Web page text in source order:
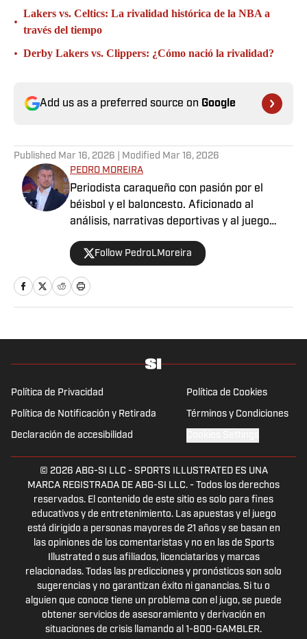
•
Lakers vs. Celtics: La rivalidad histórica de la NBA a
través del tiempo
• Derby Lakers vs. Clippers: ¿Cómo nació la rivalidad?
Add us as a preferred source on Google
Published Mar 16, 2026 | Modified Mar 16, 2026
PEDRO MOREIRA
Periodista caraqueño con pasión por el
béisbol y el baloncesto. Aficionado al
análisis, narrativas deportivas y al juego
por convicción, comprometido con contar
Follow PedroLMoreira
Política de Privacidad Política de Cookies
Política de Notificación y Retirada Términos y Condiciones
Declaración de accesibilidad
© 2026 ABG-SI LLC - SPORTS ILLUSTRATED ES UNA
MARCA REGISTRADA DE ABG-SI LLC. - Todos los derechos
reservados. El contenido de este sitio es solo para fines
educativos y de entretenimiento. Las apuestas y el juego
está dirigido a personas mayores de 21 años y se basan en
las opiniones de los comentaristas y no en las de Sports
Illustrated o sus afiliados, licenciatarios y marcas
relacionadas. Todas las predicciones y pronósticos son solo
sugerencias y no garantizan éxito ni ganancias. Si tu o
alguien que conoce tiene un problema con el jugo, se puede
obtener servicios de asesoramiento y derivación en
situaciones de crisis llamando al 1-800-GAMBLER.